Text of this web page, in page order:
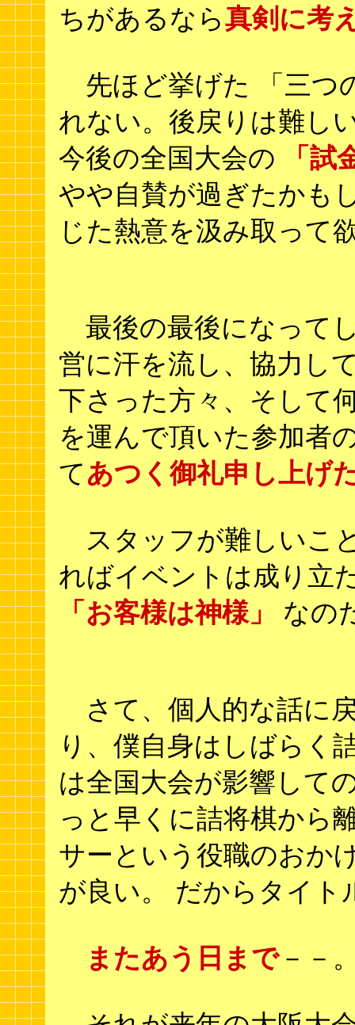
ちがあるなら真剣に考
先ほど挙げた 「三つ
れない。後戻りは難し
今後の全国大会の
「試
やや自賛が過ぎたかも
じた熱意を汲み取って
最後の最後になって
営に汗を流し、協力し
下さった方々、そして
を運んで頂いた参加者
てあつく御礼申し上げ
スタッフが難しいこ
ればイベントは成り立
「お客様は神様」
なの
さて、個人的な話に
り、僕自身はしばらく
は全国大会が影響して
っと早くに詰将棋から
サーという役職のおか
が良い。 だからタイト
またあう日まで－－